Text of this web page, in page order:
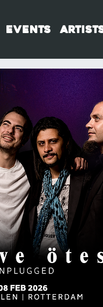
Events